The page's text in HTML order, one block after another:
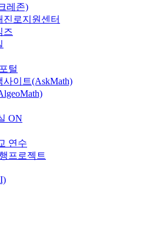
레존)
로지원센터
즈
털
사이트(AskMath)
ON
연수
프로젝트